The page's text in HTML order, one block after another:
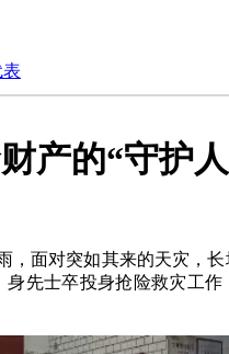
产的“守护
，面对突如其来的天灾，
先士卒投身抢险救灾工